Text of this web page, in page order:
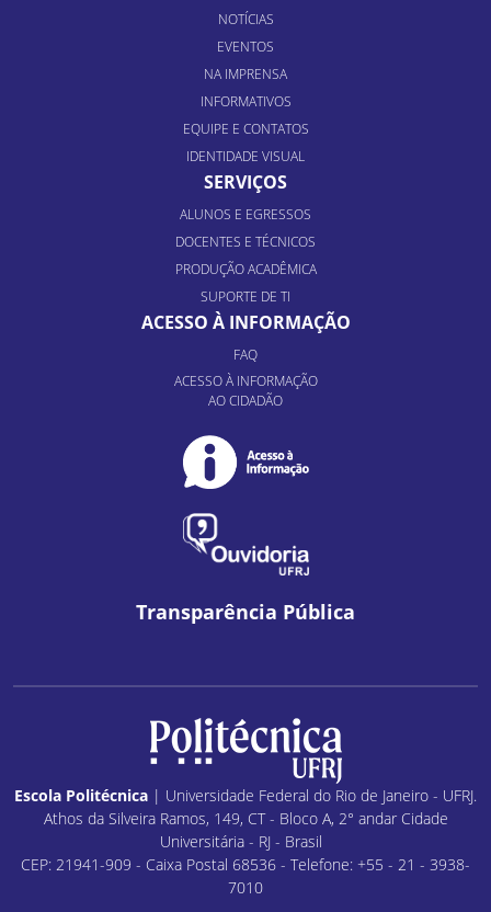
NOTÍCIAS
EVENTOS
NA IMPRENSA
INFORMATIVOS
EQUIPE E CONTATOS
IDENTIDADE VISUAL
SERVIÇOS
ALUNOS E EGRESSOS
DOCENTES E TÉCNICOS
PRODUÇÃO ACADÊMICA
SUPORTE DE TI
ACESSO À INFORMAÇÃO
FAQ
ACESSO À INFORMAÇÃO
AO CIDADÃO
Transparência Pública
Escola Politécnica | Universidade Federal do Rio de Janeiro - UFRJ.
Athos da Silveira Ramos, 149, CT - Bloco A, 2° andar Cidade
Universitária - RJ - Brasil
CEP: 21941-909 - Caixa Postal 68536 - Telefone: +55 - 21 - 3938-
7010